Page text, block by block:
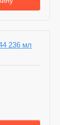
236 мл